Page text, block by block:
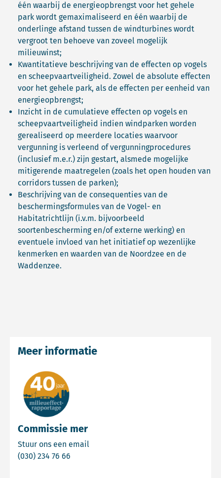
één waarbij de energieopbrengst voor het gehele
park wordt gemaximaliseerd en één waarbij de
onderlinge afstand tussen de windturbines wordt
vergroot ten behoeve van zoveel mogelijk
milieuwinst;
Kwantitatieve beschrijving van de effecten op vogels
en scheepvaartveiligheid. Zowel de absolute effecten
voor het gehele park, als de effecten per eenheid van
energieopbrengst;
Inzicht in de cumulatieve effecten op vogels en
scheepvaartveiligheid indien windparken worden
gerealiseerd op meerdere locaties waarvoor
vergunning is verleend of vergunningprocedures
(inclusief m.e.r.) zijn gestart, alsmede mogelijke
mitigerende maatregelen (zoals het open houden van
corridors tussen de parken);
Beschrijving van de consequenties van de
beschermingsformules van de Vogel- en
Habitatrichtlijn (i.v.m. bijvoorbeeld
soortenbescherming en/of externe werking) en
eventuele invloed van het initiatief op wezenlijke
kenmerken en waarden van de Noordzee en de
Waddenzee.
Commissie mer
Stuur ons een email
(030) 234 76 66
Meer informatie